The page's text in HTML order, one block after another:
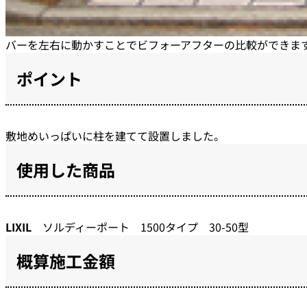
バーを左右に動かすことでビフォーアフターの比較ができま
ポイント
敷地めいっぱいに柱を建てて設置しました。
使用した商品
LIXIL ソルディーポート 1500タイプ 30-50型
概算施工金額